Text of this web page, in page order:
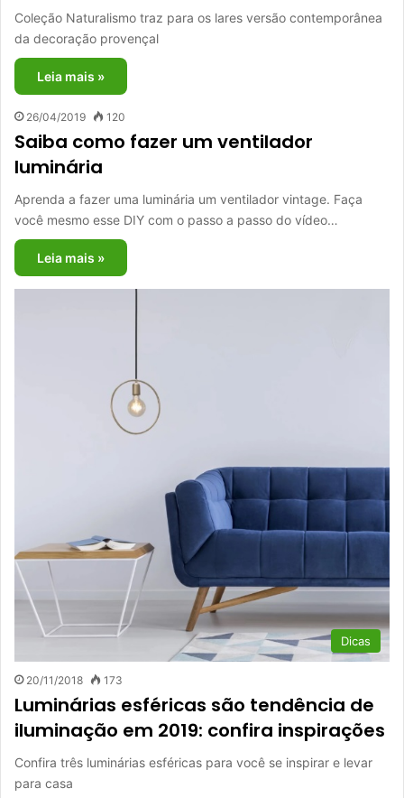
Coleção Naturalismo traz para os lares versão contemporânea
da decoração provençal
Leia mais »
26/04/2019 120
Saiba como fazer um ventilador
luminária
Aprenda a fazer uma luminária um ventilador vintage. Faça
você mesmo esse DIY com o passo a passo do vídeo…
Leia mais »
Dicas
20/11/2018 173
Luminárias esféricas são tendência de
iluminação em 2019: confira inspirações
Confira três luminárias esféricas para você se inspirar e levar
para casa